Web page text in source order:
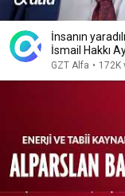
İnsanın
İsmail Hakkı
GZT Alfa • 172K